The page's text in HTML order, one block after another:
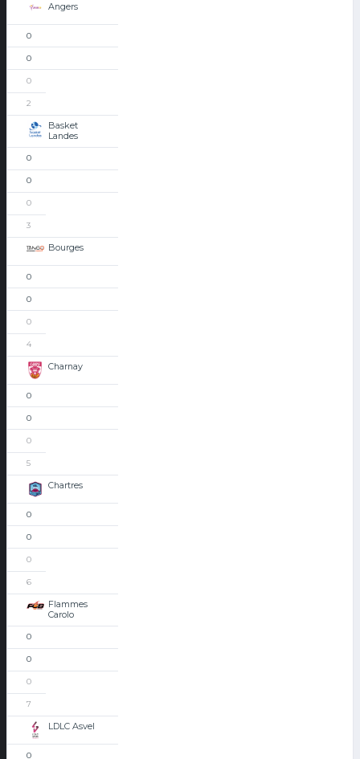
Angers
0
0
0
2
Basket
Landes
0
0
0
3
Bourges
0
0
0
4
Charnay
0
0
0
5
Chartres
0
0
0
6
Flammes
Carolo
0
0
0
7
LDLC Asvel
0